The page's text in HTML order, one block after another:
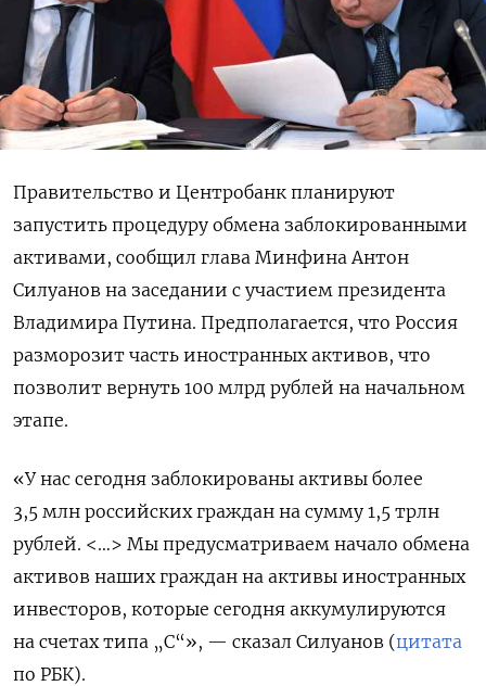
Правительство и Центробанк планируют
запустить процедуру обмена заблокированными
активами, сообщил глава Минфина Антон
Силуанов на заседании с участием президента
Владимира Путина. Предполагается, что Россия
разморозит часть иностранных активов, что
позволит вернуть 100 млрд рублей на начальном
этапе.
«У нас сегодня заблокированы активы более
3,5 млн российских граждан на сумму 1,5 трлн
рублей. <…> Мы предусматриваем начало обмена
активов наших граждан на активы иностранных
инвесторов, которые сегодня аккумулируются
на счетах типа „С“», — сказал Силуанов (цитата
по РБК).